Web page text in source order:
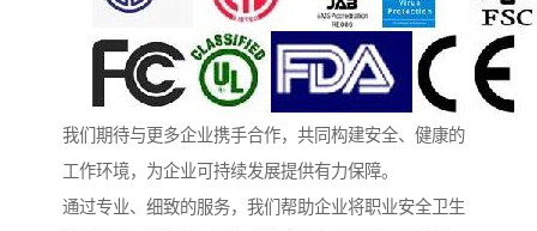
我们期待与更多企业携手合作，共同构建安全、健康的
工作环境，为企业可持续发展提供有力保障。
通过专业、细致的服务，我们帮助企业将职业安全卫生